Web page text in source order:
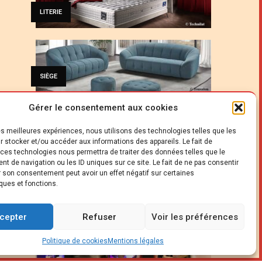
Gérer le consentement aux cookies
meilleures expériences, nous utilisons des technologies telles que les
stocker et/ou accéder aux informations des appareils. Le fait de
technologies nous permettra de traiter des données telles que le
de navigation ou les ID uniques sur ce site. Le fait de ne pas consentir
son consentement peut avoir un effet négatif sur certaines
et fonctions.
Refuser Voir les préférences
Politique de cookies Mentions légales
LITERIE
SIÈGE
CUISINE
PROFESSION